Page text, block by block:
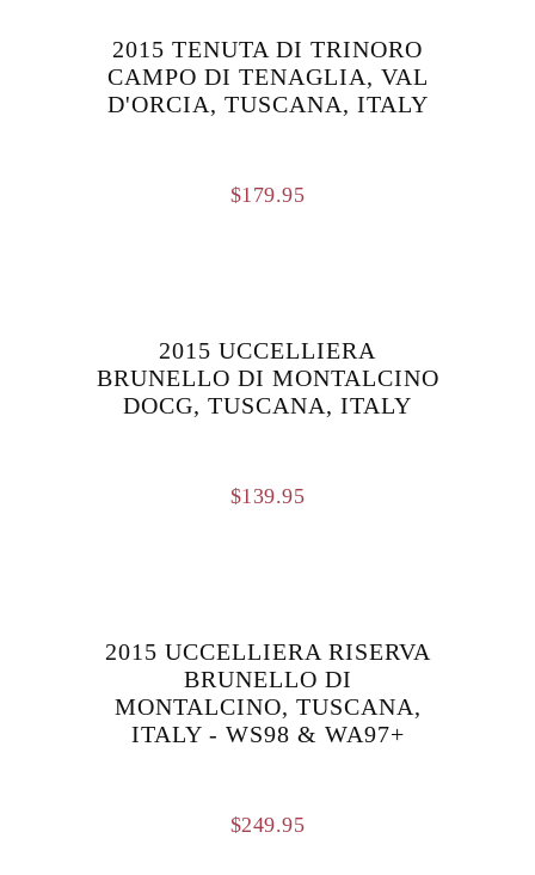
2015 TENUTA DI TRINORO
CAMPO DI TENAGLIA, VAL
D'ORCIA, TUSCANA, ITALY
$179.95
2015 UCCELLIERA
BRUNELLO DI MONTALCINO
DOCG, TUSCANA, ITALY
$139.95
2015 UCCELLIERA RISERVA
BRUNELLO DI
MONTALCINO, TUSCANA,
ITALY - WS98 & WA97+
$249.95